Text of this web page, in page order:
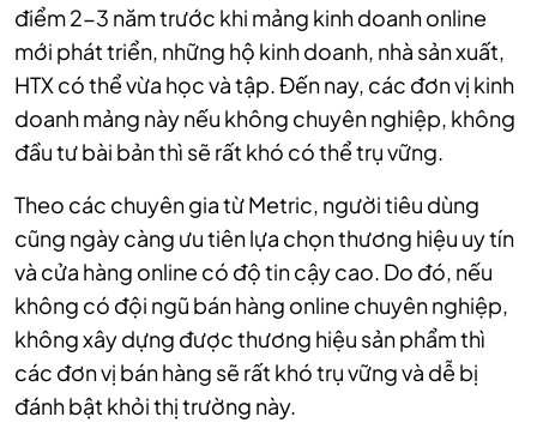
điểm 2-3 năm trước khi mảng kinh doanh online
mới phát triển, những hộ kinh doanh, nhà sản xuất,
HTX có thể vừa học và tập. Đến nay, các đơn vị kinh
doanh mảng này nếu không chuyên nghiệp, không
đầu tư bài bản thì sẽ rất khó có thể trụ vững.
Theo các chuyên gia từ Metric, người tiêu dùng
cũng ngày càng ưu tiên lựa chọn thương hiệu uy tín
và cửa hàng online có độ tin cậy cao. Do đó, nếu
không có đội ngũ bán hàng online chuyên nghiệp,
không xây dựng được thương hiệu sản phẩm thì
các đơn vị bán hàng sẽ rất khó trụ vững và dễ bị
đánh bật khỏi thị trường này.